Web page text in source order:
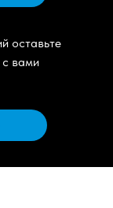
оставьте
вами